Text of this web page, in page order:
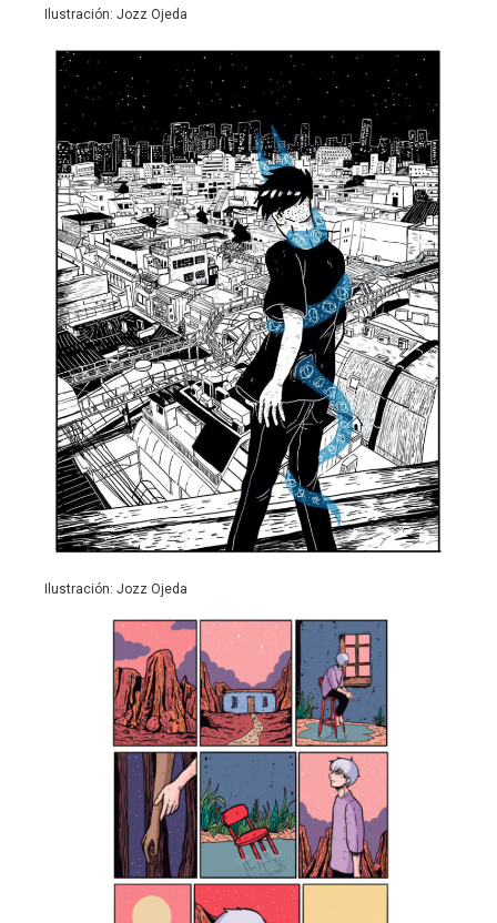
Ilustración: Jozz Ojeda
Ilustración: Jozz Ojeda